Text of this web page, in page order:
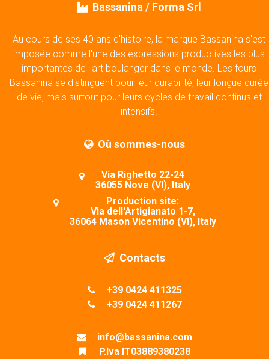
Bassanina / Forma Srl
Au cours de ses 40 ans d'histoire, la marque Bassanina s'est
imposée comme l'une des expressions productives les plus
importantes de l'art boulanger dans le monde. Les fours
Bassanina se distinguent pour leur durabilité, leur longue durée
de vie, mais surtout pour leurs cycles de travail continus et
intensifs.
Où sommes-nous
Via Righetto 22-24
36055 Nove (VI), Italy
Production site:
Via dell'Artigianato 1-7,
36064 Mason Vicentino (VI), Italy
Contacts
+39 0424 411325
+39 0424 411267
info@bassanina.com
P.Iva IT03889380238